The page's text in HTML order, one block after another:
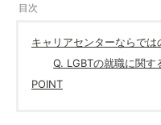
キャリアセンターならでは
Q. LGBTの就職に関す
POINT